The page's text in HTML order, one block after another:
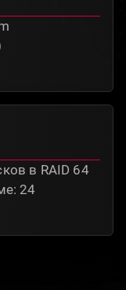
в RAID 64
24